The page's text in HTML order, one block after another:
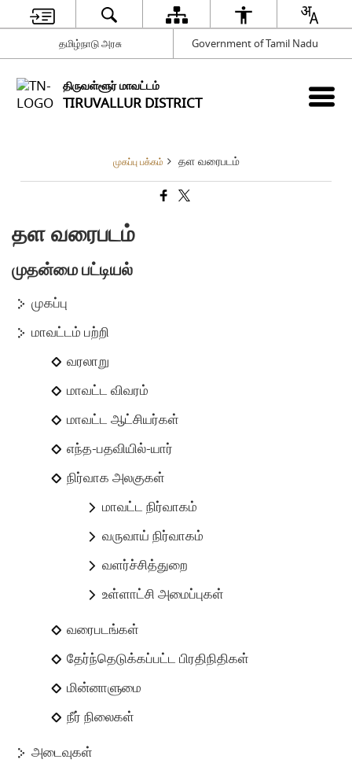
தமிழ்நாடு அரசு Government of Tamil Nadu
திருவள்ளூர் மாவட்டம்
TIRUVALLUR DISTRICT
முகப்பு பக்கம் தள வரைபடம்
தள வரைபடம்
முதன்மை பட்டியல்
முகப்பு
மாவட்டம் பற்றி
வரலாறு
மாவட்ட விவரம்
மாவட்ட ஆட்சியர்கள்
எந்த-பதவியில்-யார்
நிர்வாக அலகுகள்
மாவட்ட நிர்வாகம்
வருவாய் நிர்வாகம்
வளர்ச்சித்துறை
உள்ளாட்சி அமைப்புகள்
வரைபடங்கள்
தேர்ந்தெடுக்கப்பட்ட பிரதிநிதிகள்
மின்னாளுமை
நீர் நிலைகள்
அடைவுகள்